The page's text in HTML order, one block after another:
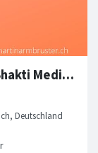
Bad Grönenbach: Live Kundalini-Shakti Meditation (Shaktipat)
Deutschland